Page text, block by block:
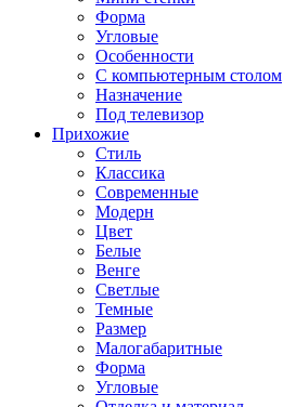
Форма
Угловые
Особенности
С компьютерным столом
Назначение
Под телевизор
Прихожие
Стиль
Классика
Современные
Модерн
Цвет
Белые
Венге
Светлые
Темные
Размер
Малогабаритные
Форма
Угловые